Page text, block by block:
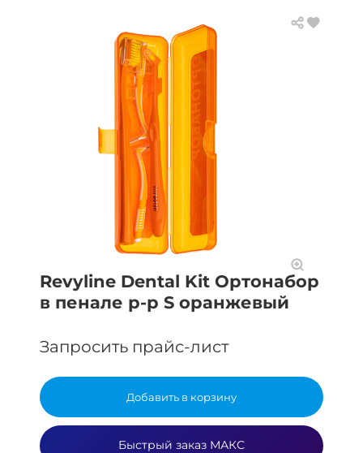
Revyline Dental Kit Ортонабор
в пенале р-р S оранжевый
Запросить прайс-лист
Добавить в корзину
Быстрый заказ МАКС